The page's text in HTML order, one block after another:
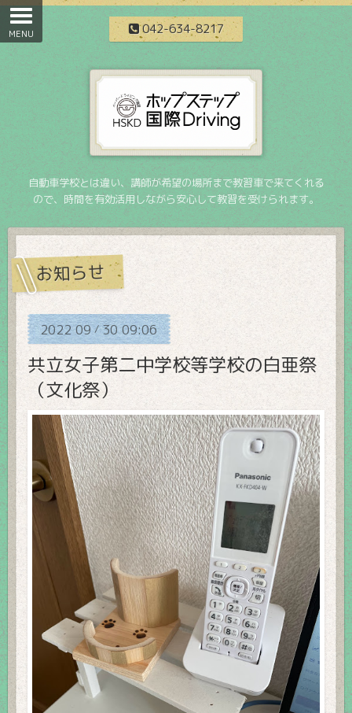
042-634-8217
自動車学校とは違い、講師が希望の場所まで教習車で来てくれる
ので、時間を有効活用しながら安心して教習を受けられます。
お知らせ
2022 09/30 09:06
共立女子第二中学校等学校の白亜祭
（文化祭）